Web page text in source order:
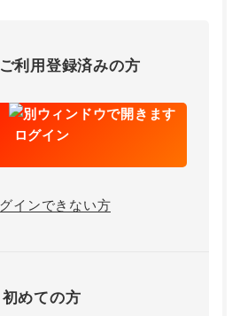
利用登録済みの方
ログイン
インできない方
初めての方